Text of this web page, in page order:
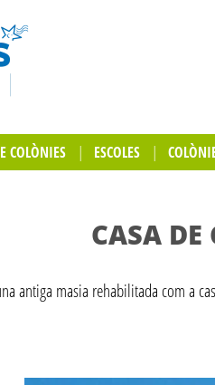
COLÒNIES ESCOLES
CASA
antiga masia rehabilitada com a